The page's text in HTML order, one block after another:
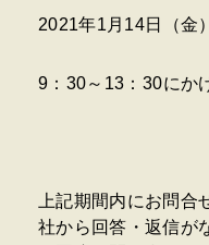
2021年1月14日（金）
9：30～13：30にか
上記期間内にお問
社から回答・返信が